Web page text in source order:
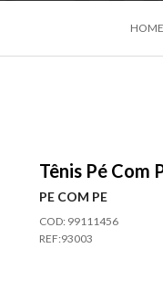
HOME
Tênis Pé Com
PE COM PE
COD: 99111456
REF:93003